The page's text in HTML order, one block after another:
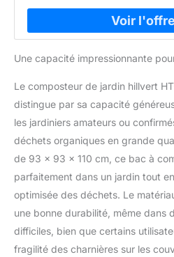
Une capacité impressionnante
Le composteur de jardin hillvert
distingue par sa capacité
les jardiniers amateurs ou
déchets organiques en grande
de 93 x 93 x 110 cm, ce bac à
parfaitement dans un jardin tout
optimisée des déchets. Le
une bonne durabilité, même dans
difficiles, bien que certains
fragilité des charnières sur les